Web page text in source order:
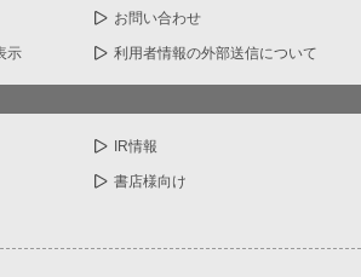
お問い合わせ
示 利用者情報の外部送信について
IR情報
書店様向け